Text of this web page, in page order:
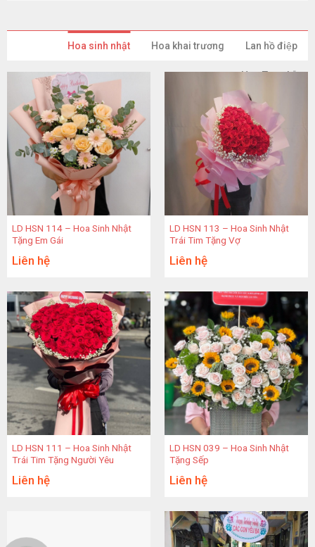
Hoa sinh nhật Hoa khai trương Lan hồ điệp
Hoa Tang Lễ
LD HSN 114 – Hoa Sinh Nhật
Tặng Em Gái
Liên hệ
LD HSN 113 – Hoa Sinh Nhật
Trái Tim Tặng Vợ
Liên hệ
LD HSN 111 – Hoa Sinh Nhật
Trái Tim Tặng Người Yêu
Liên hệ
LD HSN 039 – Hoa Sinh Nhật
Tặng Sếp
Liên hệ